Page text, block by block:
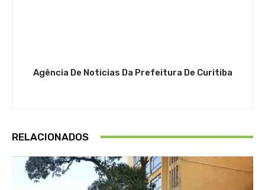
Agência De Noticias Da Prefeitura De Curitiba
RELACIONADOS